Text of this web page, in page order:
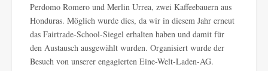
Perdomo Romero und Merlin Urrea, zwei Kaffeebauern aus
Honduras. Möglich wurde dies, da wir in diesem Jahr erneut
das Fairtrade-School-Siegel erhalten haben und damit für
den Austausch ausgewählt wurden. Organisiert wurde der
Besuch von unserer engagierten Eine-Welt-Laden-AG.